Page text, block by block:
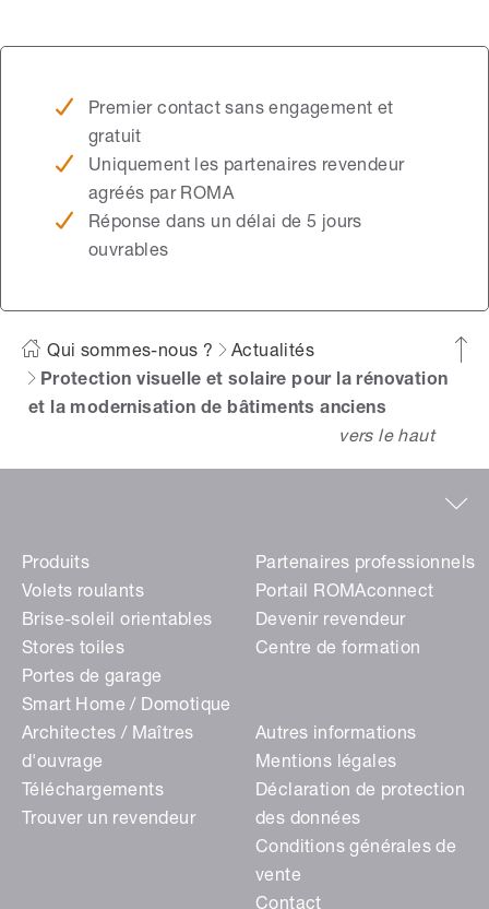
Premier contact sans engagement et
gratuit
Uniquement les partenaires revendeur
agréés par ROMA
Réponse dans un délai de 5 jours
ouvrables
Qui sommes-nous ?
Actualités
Protection visuelle et solaire pour la rénovation
et la modernisation de bâtiments anciens
vers le haut
Produits
Volets roulants
Brise-soleil orientables
Stores toiles
Portes de garage
Smart Home / Domotique
Partenaires professionnels
Portail ROMAconnect
Devenir revendeur
Centre de formation
Architectes / Maîtres
d'ouvrage
Téléchargements
Trouver un revendeur
Autres informations
Mentions légales
Déclaration de protection
des données
Conditions générales de
vente